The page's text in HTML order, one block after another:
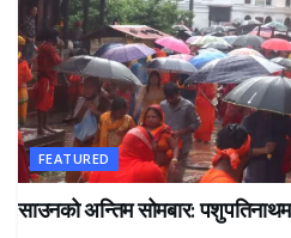
FEATURED
साउनको अन्तिम सोमबार: